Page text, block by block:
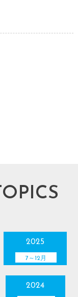
2025
7～12月
2024